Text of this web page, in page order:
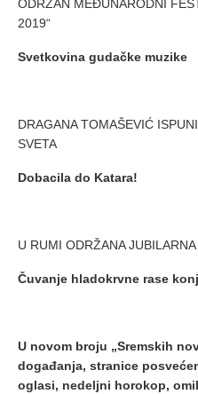
ODRŽAN MEĐUNARODNI
2019“
Svetkovina gudačke muzike
DRAGANA TOMAŠEVIĆ
SVETA
Dobacila do Katara!
U RUMI ODRŽANA JUBILARNA
Čuvanje hladokrvne rase
U novom broju „Sremskih
događanja, stranice
oglasi, nedeljni horokop,